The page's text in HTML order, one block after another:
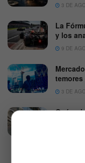
3 DE
La
y los
9 DE
3 DE
Qué
4 DE